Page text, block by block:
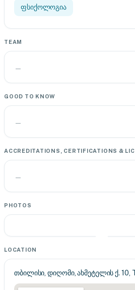
ფსიქოლოგია
TEAM
—
GOOD TO KNOW
—
ACCREDITATIONS, CERTIFICATIONS &
—
PHOTOS
LOCATION
თბილისი, დიღომი, ახმეტელის ქ. 10,